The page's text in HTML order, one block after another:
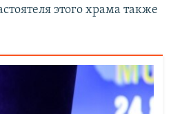
этого храма также